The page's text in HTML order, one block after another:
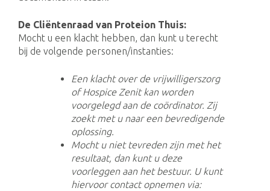
De Cliëntenraad van Proteion Thuis:
Mocht u een klacht hebben, dan kunt u terecht
bij de volgende personen/instanties:
Een klacht over de vrijwilligerszorg
of Hospice Zenit kan worden
voorgelegd aan de coördinator. Zij
zoekt met u naar een bevredigende
oplossing.
Mocht u niet tevreden zijn met het
resultaat, dan kunt u deze
voorleggen aan het bestuur. U kunt
hiervoor contact opnemen via: